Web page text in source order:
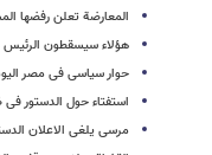
المعارضة تعلن رفضها
هؤلاء سیسقطون
حوار سیاسی فی مصر
استفتاء حول الدستور
مرسی یلغی الاعلان